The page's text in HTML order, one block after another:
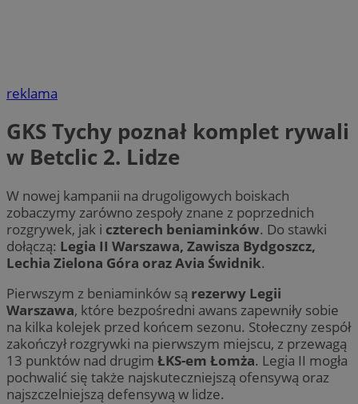
reklama
GKS Tychy poznał komplet rywali
w Betclic 2. Lidze
W nowej kampanii na drugoligowych boiskach
zobaczymy zarówno zespoły znane z poprzednich
rozgrywek, jak i czterech beniaminków. Do stawki
dołączą: Legia II Warszawa, Zawisza Bydgoszcz,
Lechia Zielona Góra oraz Avia Świdnik.
Pierwszym z beniaminków są rezerwy Legii
Warszawa, które bezpośredni awans zapewniły sobie
na kilka kolejek przed końcem sezonu. Stołeczny zespół
zakończył rozgrywki na pierwszym miejscu, z przewagą
13 punktów nad drugim ŁKS-em Łomża. Legia II mogła
pochwalić się także najskuteczniejszą ofensywą oraz
najszczelniejszą defensywą w lidze.